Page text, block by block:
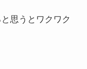
思うとワクワク